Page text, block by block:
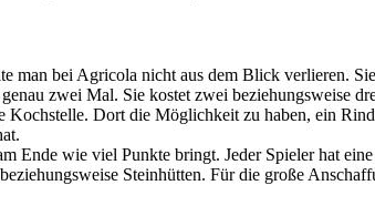
man bei Agricola nicht aus dem Blick verlieren.
zwei Mal. Sie kostet zwei beziehungsweise
Kochstelle. Dort die Möglichkeit zu haben, ein
Ende wie viel Punkte bringt. Jeder Spieler hat
Steinhütten. Für die große